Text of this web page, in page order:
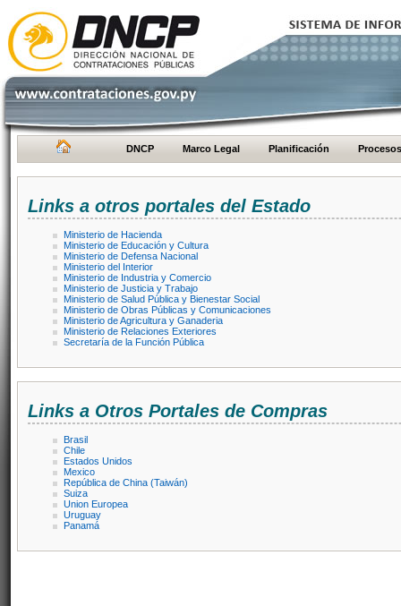
DNCP Marco Legal Planificación Procesos
Links a otros portales del Estado
Ministerio de Hacienda
Ministerio de Educación y Cultura
Ministerio de Defensa Nacional
Ministerio del Interior
Ministerio de Industria y Comercio
Ministerio de Justicia y Trabajo
Ministerio de Salud Pública y Bienestar Social
Ministerio de Obras Públicas y Comunicaciones
Ministerio de Agricultura y Ganaderia
Ministerio de Relaciones Exteriores
Secretaría de la Función Pública
Links a Otros Portales de Compras
Brasil
Chile
Estados Unidos
Mexico
República de China (Taiwán)
Suiza
Union Europea
Uruguay
Panamá